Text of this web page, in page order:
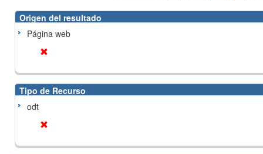
Origen del resultado
Página web
Tipo de Recurso
odt